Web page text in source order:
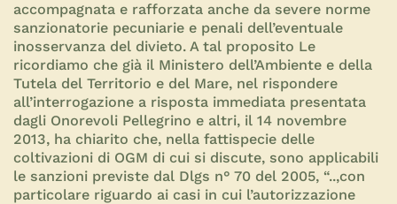
accompagnata e rafforzata anche da severe norme
sanzionatorie pecuniarie e penali dell’eventuale
inosservanza del divieto. A tal proposito Le
ricordiamo che già il Ministero dell’Ambiente e della
Tutela del Territorio e del Mare, nel rispondere
all’interrogazione a risposta immediata presentata
dagli Onorevoli Pellegrino e altri, il 14 novembre
2013, ha chiarito che, nella fattispecie delle
coltivazioni di OGM di cui si discute, sono applicabili
le sanzioni previste dal Dlgs n° 70 del 2005, “..,con
particolare riguardo ai casi in cui l’autorizzazione